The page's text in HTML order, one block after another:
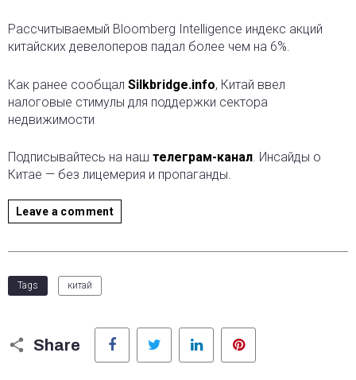
Рассчитываемый Bloomberg Intelligence индекс акций
китайских девелоперов падал более чем на 6%.
Как ранее сообщал Silkbridge.info, Китай ввел
налоговые стимулы для поддержки сектора
недвижимости
Подписывайтесь на наш телеграм-канал. Инсайды о
Китае — без лицемерия и пропаганды.
Leave a comment
Tags китай
Share
Facebook Twitter LinkedIn